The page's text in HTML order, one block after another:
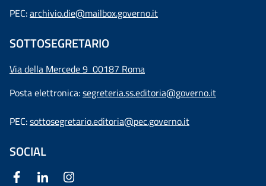
PEC:archivio.die@mailbox.governo.it
SOTTOSEGRETARIO
Via della Mercede 9 00187 Roma
Posta elettronica:segreteria.ss.editoria@governo.it
PEC:sottosegretario.editoria@pec.governo.it
SOCIAL